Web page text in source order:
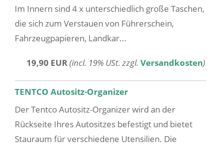
Im Innern sind 4 x unterschiedlich große Taschen,
die sich zum Verstauen von Führerschein,
Fahrzeugpapieren, Landkar...
19,90 EUR(incl. 19% USt. zzgl. Versandkosten)
TENTCO Autositz-Organizer
Der Tentco Autositz-Organizer wird an der
Rückseite Ihres Autositzes befestigt und bietet
Stauraum für verschiedene Utensilien. Die